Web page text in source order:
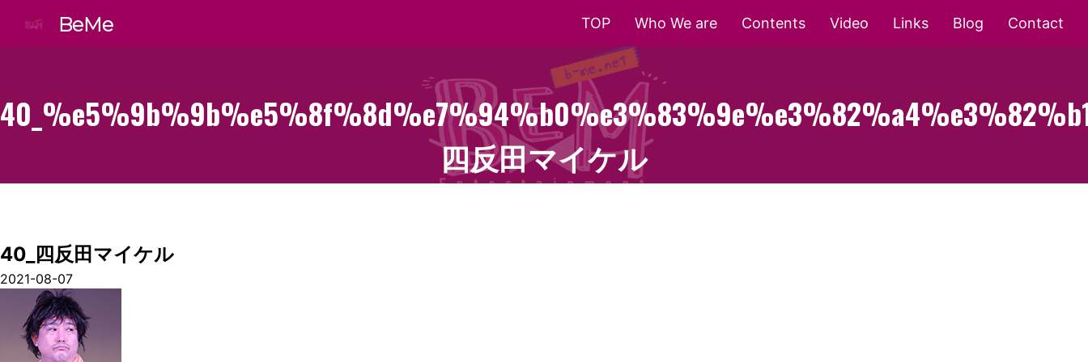
BeMe TOP Who We are Contents Video Links Blog Contact
四反田マイケル
40_四反田マイケル
2021-08-07